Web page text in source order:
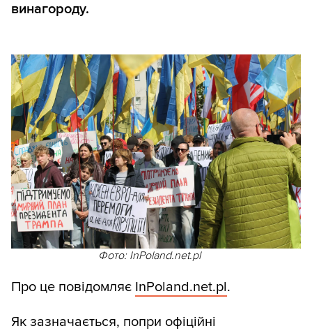
винагороду.
Фото: InPoland.net.pl
Про це повідомляє InPoland.net.pl.
Як зазначається, попри офіційні